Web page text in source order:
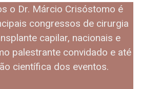
o Dr. Márcio Crisóstomo é
congressos de cirurgia
capilar, nacionais e
palestrante convidado e até
científica dos eventos.